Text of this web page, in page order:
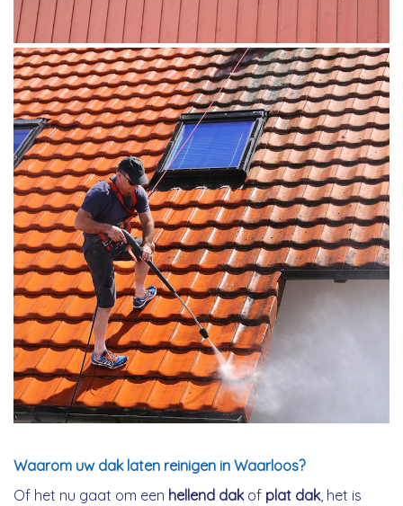
Waarom uw dak laten reinigen in Waarloos?
Of het nu gaat om een hellend dakof plat dak, het is